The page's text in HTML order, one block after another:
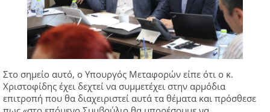
Στο σημείο αυτό, ο Υπουργός Μεταφορών είπε ότι ο κ.
Χριστοφίδης έχει δεχτεί να συμμετέχει στην αρμόδια
επιτροπή που θα διαχειριστεί αυτά τα θέματα και πρόσθεσε